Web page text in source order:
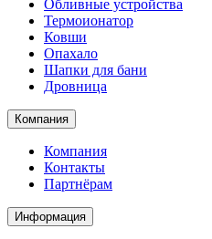
Обливные устройства
Термоионатор
Ковши
Опахало
Шапки для бани
Дровница
Компания
Компания
Контакты
Партнёрам
Информация